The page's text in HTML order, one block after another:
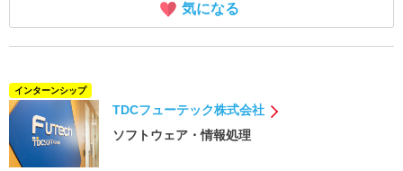
気になる
インターンシップ
TDCフューテック株式会社
ソフトウェア・情報処理